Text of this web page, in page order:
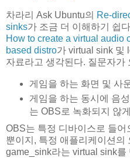
차라리 Ask Ubuntu의 Re-
sinks가 조금 더 이해하기 쉽
How to create a virtual audio
based distro가 virtual sink 및
자료라고 생각된다. 질문자가
게임을 하는 화면 및 사
게임을 하는 동시에 음
는 OBS로 녹화되지 않
OBS는 특정 디바이스로 들
뿐이지, 특정 애플리케이션의
game_sink라는 virtual sink